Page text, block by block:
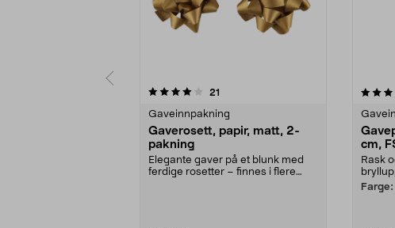
21
Gaveinnpakning
Gaverosett, papir, matt, 2-
pakning
Elegante gaver på et blunk med
ferdige rosetter – finnes i flere
4.5av 5 stjerner
cm,
Rask
Farge: